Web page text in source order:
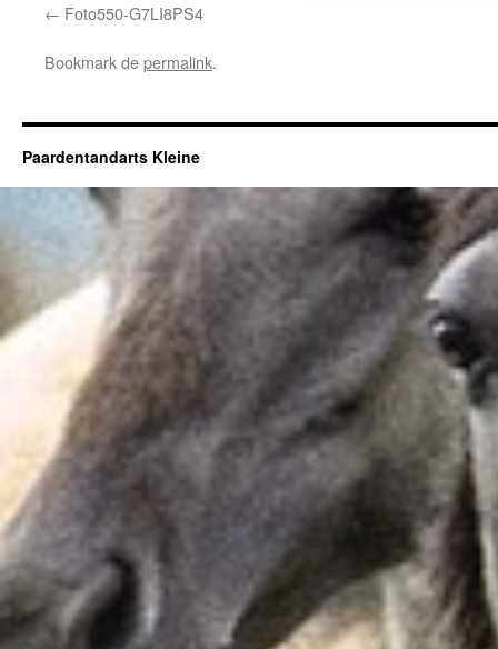
Foto550-G7LI8PS4
Bookmark depermalink.
Paardentandarts Kleine